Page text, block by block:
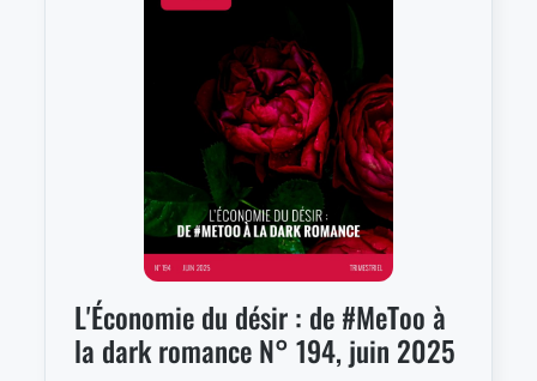
L'Économie du désir : de #MeToo à
la dark romance N° 194, juin 2025